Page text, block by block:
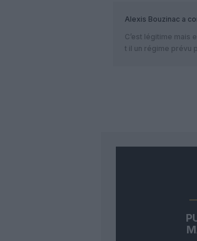
Alexis Bouzinac a
C’est légitime mais
t il un régime prévu